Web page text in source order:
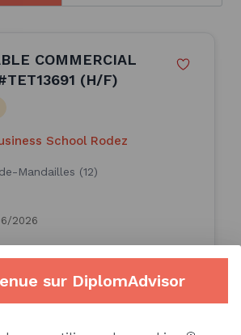
COMMERCIAL
(H/F)
School Rodez
Mandailles (12)
2026
Consulter l'offre
sur DiplomAdvisor